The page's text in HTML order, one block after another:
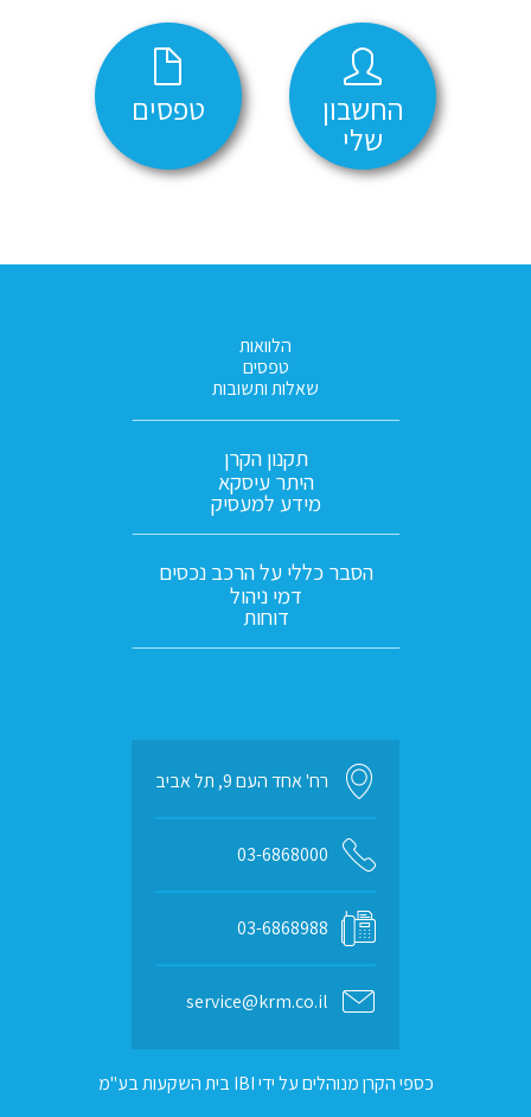
החשבון
שלי
טפסים
הלוואות
טפסים
שאלות ותשובות
תקנון הקרן
היתר עיסקא
מידע למעסיק
הסבר כללי על הרכב נכסים
דמי ניהול
דוחות
רח' אחד העם 9, תל אביב
03-6868000
03-6868988
service@krm.co.il
כספי הקרן מנוהלים על ידי IBI בית השקעות בע"מ